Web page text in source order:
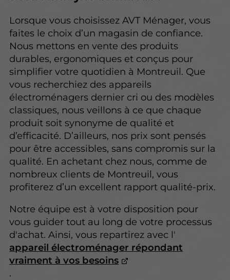
Lorsque vous choisissez AVT Ménager, vous
faites le choix d’un magasin de confiance.
Nous mettons en vente des produits
durables, ergonomiques et conçus pour
simplifier votre quotidien à Montreuil. Que
vous recherchiez des appareils
électroménagers dernier cri ou des modèles
classiques, nous veillons à ce que chaque
produit soit synonyme de qualité et
d’efficacité. D’ailleurs, nos prix sont pensés
pour être accessibles, sans compromis sur la
qualité. En achetant chez nous, comme de
nombreux clients de Montreuil, vous
profiterez d’un excellent rapport qualité-prix.
Notre équipe est à votre disposition pour
vous guider tout au long de votre processus
d'achat. Ainsi, vous repartirez avec l'
appareil électroménager répondant
vraiment à vos besoins
.